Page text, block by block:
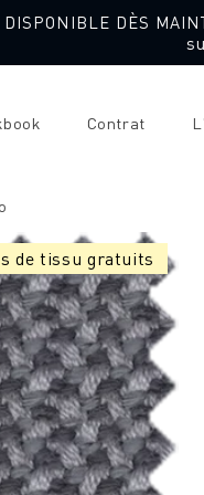
DISPONIBLE DÈS
Contrat
de tissu gratuits